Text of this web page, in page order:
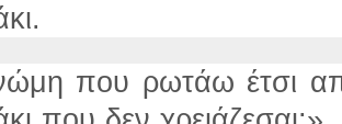
που ρωτάω έτσι